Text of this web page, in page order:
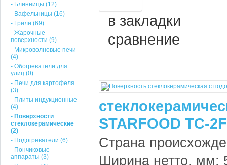
- Блинницы (12)
- Вафельницы (16)
- Грили (69)
- Жарочные
поверхности (9)
- Микроволновые печи
(4)
- Обогреватели для
улиц (0)
- Печи для картофеля
(3)
- Плиты индукционные
(4)
- Поверхности
стеклокерамические
(2)
- Подогреватели (6)
- Пончиковые
аппараты (3)
в закладки
сравнение
STARFOOD TC-2F
Страна
Ширина нетто, мм: